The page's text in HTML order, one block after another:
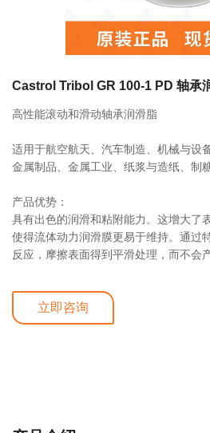
q1508@126.COM
深圳市南山区前海路振业国
FS2-4 400ml
脂
Castrol Tribol GR 100-1 PD 轴承
高性能滚动和滑动轴承润滑脂
适用于航空航天、汽车制造、机械与设
金属制品、金属工业、纸浆与造纸、制糖
产品优势：
具有出色的润滑和粘附能力。这增大了
使得流体动力润滑膜更易于维持。通过
反应，摩擦表面得到平滑处理，而不会
立即咨询